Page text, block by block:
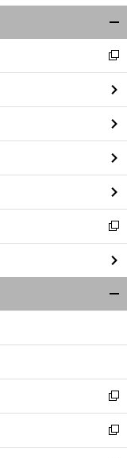
閉
る
新
し
い
ウ
ィ
ン
ド
ウ
で
開
く
新
し
い
ウ
ィ
ン
ウ
開
く
新
し
い
ウ
新
し